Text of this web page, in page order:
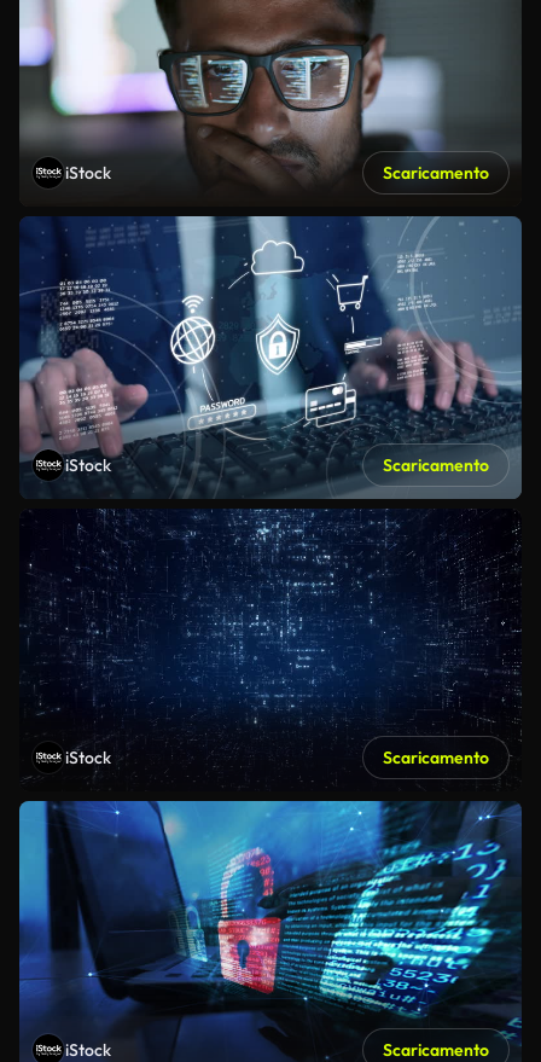
iStock Scaricamento
iStock Scaricamento
iStock Scaricamento
iStock Scaricamento